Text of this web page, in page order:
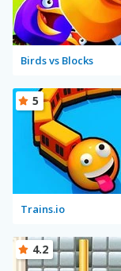
Birds vs Blocks
Trains.io
5
4.2